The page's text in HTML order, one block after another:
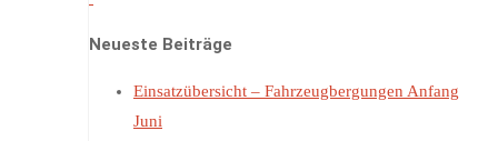
Neueste Beiträge
Einsatzübersicht – Fahrzeugbergungen Anfang
Juni